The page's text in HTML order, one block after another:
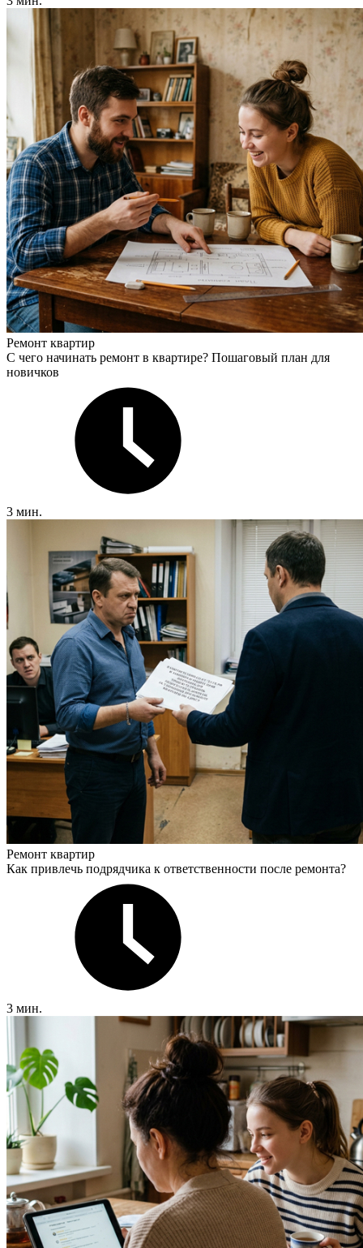
Ремонт квартир
С чего начинать ремонт в квартире? Пошаговый план для
новичков
3 мин.
Ремонт квартир
Как привлечь подрядчика к ответственности после ремонта?
3 мин.